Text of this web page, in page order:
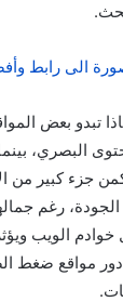
الى رابط
تبدو بعض
البصري،
جزء كبير من
رغم
خوادم الويب
مواقع ضغط